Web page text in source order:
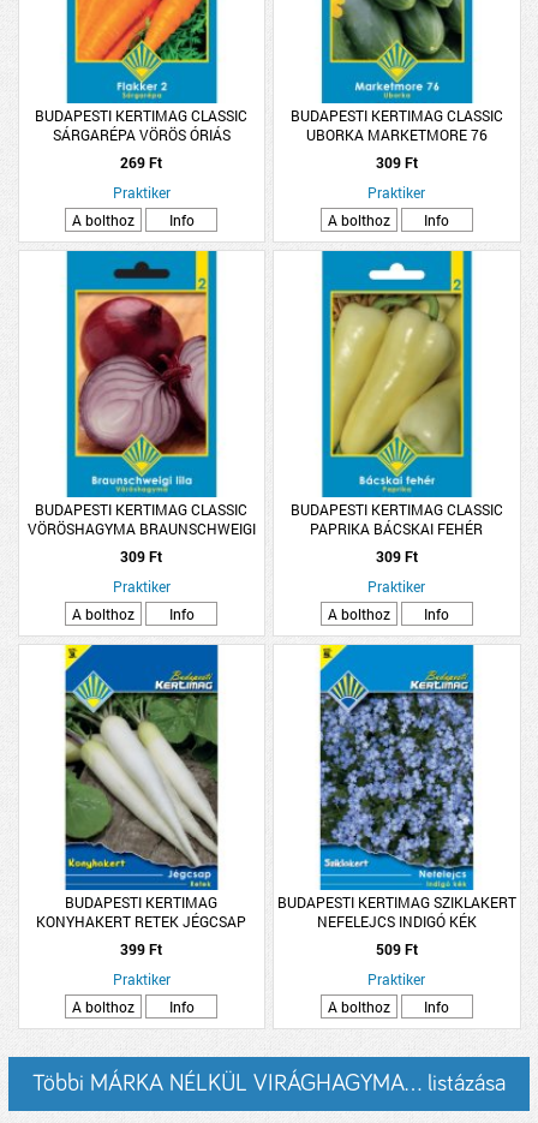
BUDAPESTI KERTIMAG CLASSIC
SÁRGARÉPA VÖRÖS ÓRIÁS
269 Ft
Praktiker
A bolthoz
Info
BUDAPESTI KERTIMAG CLASSIC
UBORKA MARKETMORE 76
309 Ft
Praktiker
A bolthoz
Info
BUDAPESTI KERTIMAG CLASSIC
VÖRÖSHAGYMA BRAUNSCHWEIGI
LILA
309 Ft
Praktiker
A bolthoz
Info
BUDAPESTI KERTIMAG CLASSIC
PAPRIKA BÁCSKAI FEHÉR
309 Ft
Praktiker
A bolthoz
Info
BUDAPESTI KERTIMAG
KONYHAKERT RETEK JÉGCSAP
399 Ft
Praktiker
A bolthoz
Info
BUDAPESTI KERTIMAG SZIKLAKERT
NEFELEJCS INDIGÓ KÉK
509 Ft
Praktiker
A bolthoz
Info
Többi MÁRKA NÉLKÜL VIRÁGHAGYMA... listázása